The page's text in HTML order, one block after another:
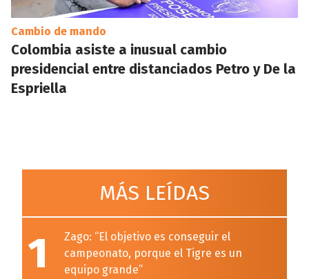
Cambio de mando
Colombia asiste a inusual cambio
presidencial entre distanciados Petro y De la
Espriella
MÁS LEÍDAS
1
Zago: “El objetivo es conseguir el
campeonato, porque el Tigre es un
equipo grande”